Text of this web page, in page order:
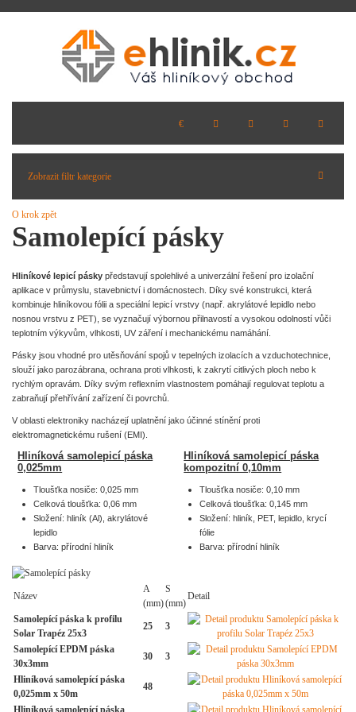
Zobrazit filtr kategorie
O krok zpět
Samolepící pásky
Hliníkové lepicí pásky představují spolehlivé a univerzální řešení pro izolační
aplikace v průmyslu, stavebnictví i domácnostech. Díky své konstrukci, která
kombinuje hliníkovou fólii a speciální lepicí vrstvy (např. akrylátové lepidlo nebo
nosnou vrstvu z PET), se vyznačují výbornou přilnavostí a vysokou odolností vůči
teplotním výkyvům, vlhkosti, UV záření i mechanickému namáhání.
Pásky jsou vhodné pro utěsňování spojů v tepelných izolacích a vzduchotechnice,
slouží jako parozábrana, ochrana proti vlhkosti, k zakrytí citlivých ploch nebo k
rychlým opravám. Díky svým reflexním vlastnostem pomáhají regulovat teplotu a
zabraňují přehřívání zařízení či povrchů.
V oblasti elektroniky nacházejí uplatnění jako účinné stínění proti
elektromagnetickému rušení (EMI).
Hliníková samolepicí páska
0,025mm
Tloušťka nosiče: 0,025 mm
Celková tloušťka: 0,06 mm
Složení: hliník (Al), akrylátové
lepidlo
Barva: přírodní hliník
Hliníková samolepicí páska
kompozitní 0,10mm
Tloušťka nosiče: 0,10 mm
Celková tloušťka: 0,145 mm
Složení: hliník, PET, lepidlo, krycí
fólie
Barva: přírodní hliník
Název
A
(mm)
S
(mm)
Detail
Samolepící páska k profilu
Solar Trapéz 25x3
25 3
Samolepící EPDM páska
30x3mm
30 3
Hliníková samolepící páska
0,025mm x 50m
48
Hliníková samolepící páska